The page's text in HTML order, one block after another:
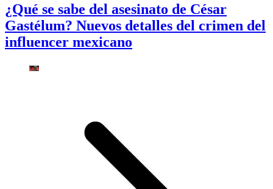
¿Qué se sabe del asesinato de César
Gastélum? Nuevos detalles del crimen del
influencer mexicano